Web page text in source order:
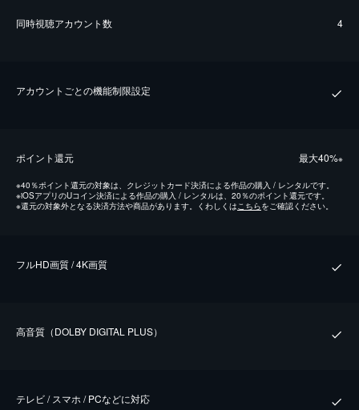
同時視聴アカウント数 4
アカウントごとの機能制限設定
ポイント還元 最⼤40%※
※40％ポイント還元の対象は、クレジットカード決済による作品の購入 / レンタルです。
※iOSアプリのUコイン決済による作品の購入 / レンタルは、20％のポイント還元です。
※還元の対象外となる決済方法や商品があります。くわしくはこちらをご確認ください。
フルHD画質 / 4K画質
⾼⾳質（DOLBY DIGITAL PLUS）
テレビ / スマホ / PCなどに対応